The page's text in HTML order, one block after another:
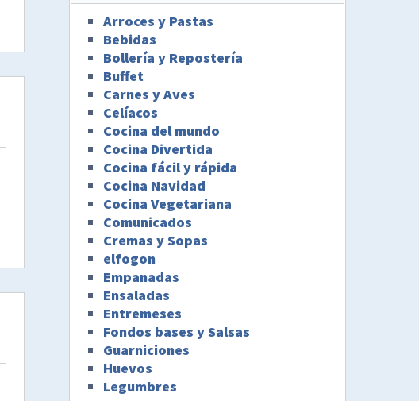
Arroces y Pastas
Bebidas
Bollería y Repostería
Buffet
Carnes y Aves
Celíacos
Cocina del mundo
Cocina Divertida
Cocina fácil y rápida
Cocina Navidad
Cocina Vegetariana
Comunicados
Cremas y Sopas
elfogon
Empanadas
Ensaladas
Entremeses
Fondos bases y Salsas
Guarniciones
Huevos
Legumbres